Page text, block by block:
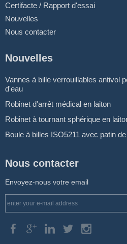
Certifacte / Rapport d'essai
Nouvelles
Nous contacter
Nouvelles
Vannes à bille verrouillables antivol
d'eau
Robinet d'arrêt médical en laiton
Robinet à tournant sphérique en
Boule à billes ISO5211 avec patin
Nous contacter
Envoyez-nous votre email